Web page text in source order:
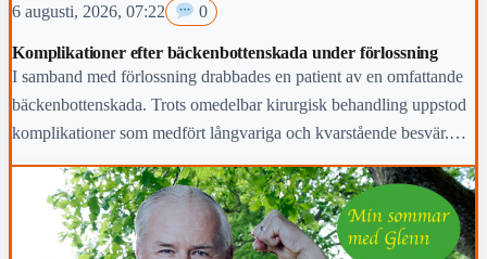
6 augusti, 2026, 07:22 0
Komplikationer efter bäckenbottenskada under förlossning
I samband med förlossning drabbades en patient av en omfattande
bäckenbottenskada. Trots omedelbar kirurgisk behandling uppstod
komplikationer som medfört långvariga och kvarstående besvär.
Region Jönköpings län anmäler händelsen för prövning enligt lex